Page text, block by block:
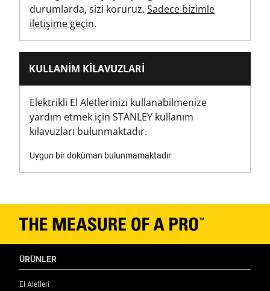
Ürün Genişliği [mm]
durumlarda, sizi koruruz. Sadece bizimle
iletişime geçin.
KULLANIM KILAVUZLARI
Elektrikli El Aletlerinizi kullanabilmenize
yardım etmek için STANLEY kullanım
kılavuzları bulunmaktadır.
Uygun bir doküman bulunmamaktadır
ÜRÜNLER
El Aletleri